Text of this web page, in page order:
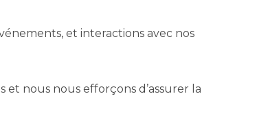
et interactions avec nos
nous nous efforçons d’assurer la